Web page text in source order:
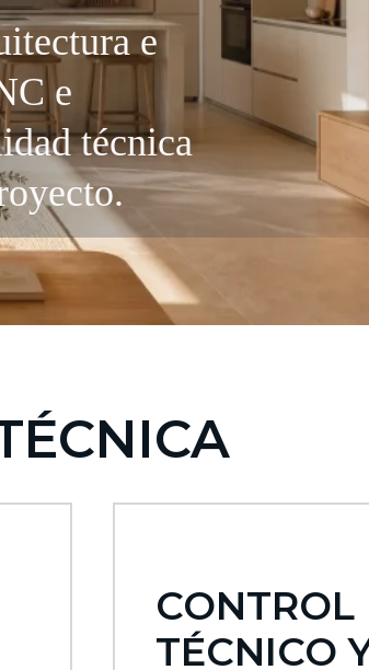
e
e
técnica
CONTROL
TÉCNICO